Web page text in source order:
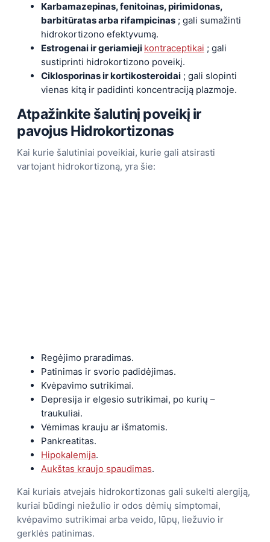
Karbamazepinas, fenitoinas, pirimidonas,
barbitūratas arba rifampicinas ; gali sumažinti
hidrokortizono efektyvumą.
Estrogenai ir geriamieji kontraceptikai ; gali
sustiprinti hidrokortizono poveikį.
Ciklosporinas ir kortikosteroidai ; gali slopinti
vienas kitą ir padidinti koncentraciją plazmoje.
Atpažinkite šalutinį poveikį ir
pavojus Hidrokortizonas
Kai kurie šalutiniai poveikiai, kurie gali atsirasti
vartojant hidrokortizoną, yra šie:
Regėjimo praradimas.
Patinimas ir svorio padidėjimas.
Kvėpavimo sutrikimai.
Depresija ir elgesio sutrikimai, po kurių –
traukuliai.
Vėmimas krauju ar išmatomis.
Pankreatitas.
Hipokalemija.
Aukštas kraujo spaudimas.
Kai kuriais atvejais hidrokortizonas gali sukelti alergiją,
kuriai būdingi niežulio ir odos dėmių simptomai,
kvėpavimo sutrikimai arba veido, lūpų, liežuvio ir
gerklės patinimas.